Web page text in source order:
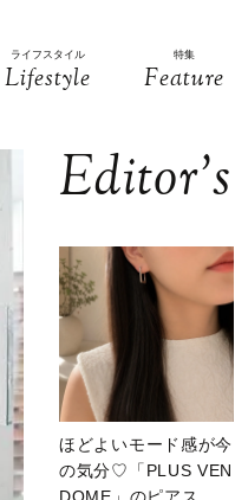
ライフスタイル
Lifestyle
特集
Feature
ほどよいモード感が今
の気分♡「PLUS VEN
DOME」のピアスが